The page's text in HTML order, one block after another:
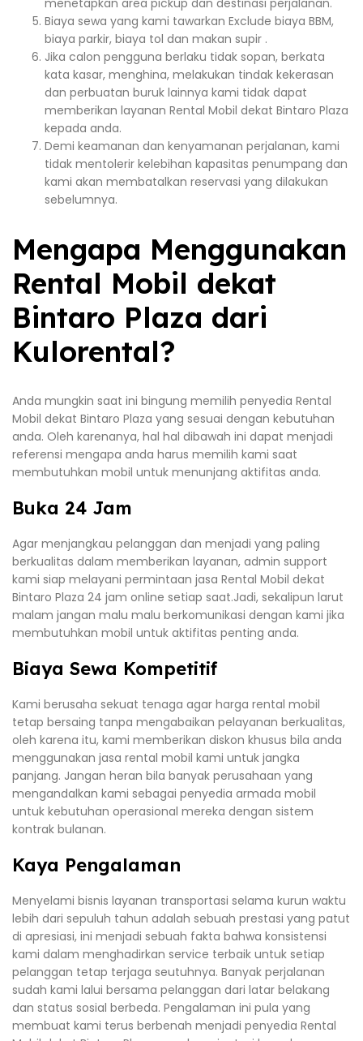
menetapkan area pickup dan destinasi perjalanan.
Biaya sewa yang kami tawarkan Exclude biaya BBM,
biaya parkir, biaya tol dan makan supir .
Jika calon pengguna berlaku tidak sopan, berkata
kata kasar, menghina, melakukan tindak kekerasan
dan perbuatan buruk lainnya kami tidak dapat
memberikan layanan Rental Mobil dekat Bintaro Plaza
kepada anda.
Demi keamanan dan kenyamanan perjalanan, kami
tidak mentolerir kelebihan kapasitas penumpang dan
kami akan membatalkan reservasi yang dilakukan
sebelumnya.
Mengapa Menggunakan
Rental Mobil dekat
Bintaro Plaza dari
Kulorental?
Anda mungkin saat ini bingung memilih penyedia Rental
Mobil dekat Bintaro Plaza yang sesuai dengan kebutuhan
anda. Oleh karenanya, hal hal dibawah ini dapat menjadi
referensi mengapa anda harus memilih kami saat
membutuhkan mobil untuk menunjang aktifitas anda.
Buka 24 Jam
Agar menjangkau pelanggan dan menjadi yang paling
berkualitas dalam memberikan layanan, admin support
kami siap melayani permintaan jasa Rental Mobil dekat
Bintaro Plaza 24 jam online setiap saat.Jadi, sekalipun larut
malam jangan malu malu berkomunikasi dengan kami jika
membutuhkan mobil untuk aktifitas penting anda.
Biaya Sewa Kompetitif
Kami berusaha sekuat tenaga agar harga rental mobil
tetap bersaing tanpa mengabaikan pelayanan berkualitas,
oleh karena itu, kami memberikan diskon khusus bila anda
menggunakan jasa rental mobil kami untuk jangka
panjang. Jangan heran bila banyak perusahaan yang
mengandalkan kami sebagai penyedia armada mobil
untuk kebutuhan operasional mereka dengan sistem
kontrak bulanan.
Kaya Pengalaman
Menyelami bisnis layanan transportasi selama kurun waktu
lebih dari sepuluh tahun adalah sebuah prestasi yang patut
di apresiasi, ini menjadi sebuah fakta bahwa konsistensi
kami dalam menghadirkan service terbaik untuk setiap
pelanggan tetap terjaga seutuhnya. Banyak perjalanan
sudah kami lalui bersama pelanggan dari latar belakang
dan status sosial berbeda. Pengalaman ini pula yang
membuat kami terus berbenah menjadi penyedia Rental